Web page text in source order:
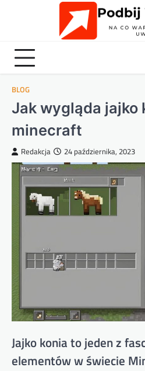
BLOG
Jak wygląda jajko
minecraft
Redakcja 24 października, 2023
Jajko konia to jeden z
elementów w świecie